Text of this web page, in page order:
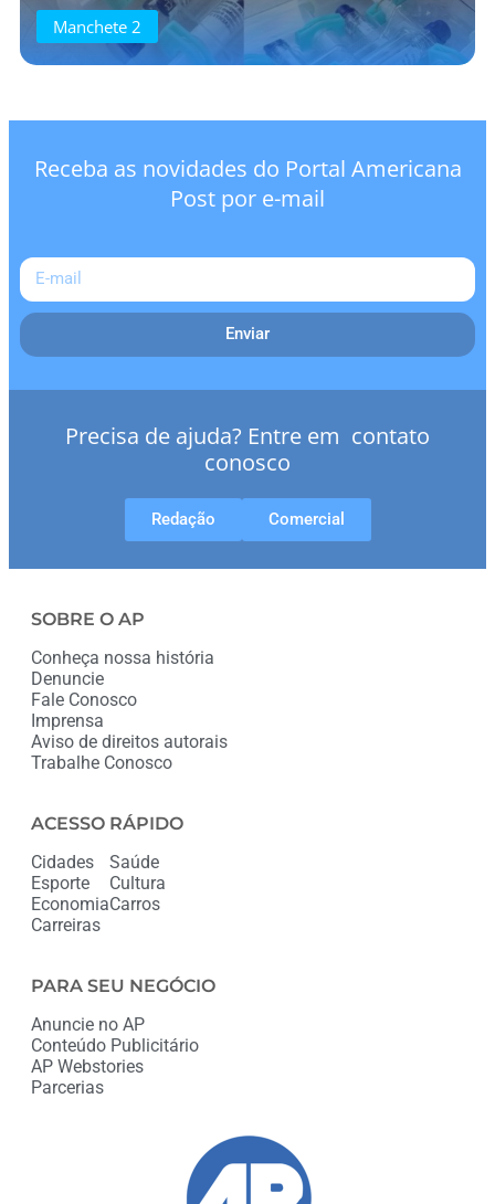
Manchete 2
Receba as novidades do Portal Americana
Post por e-mail
Enviar
Precisa de ajuda? Entre em contato
conosco
Redação Comercial
SOBRE O AP
Conheça nossa história
Denuncie
Fale Conosco
Imprensa
Aviso de direitos autorais
Trabalhe Conosco
ACESSO RÁPIDO
Cidades
Esporte
Economia
Carreiras
Saúde
Cultura
Carros
PARA SEU NEGÓCIO
Anuncie no AP
Conteúdo Publicitário
AP Webstories
Parcerias